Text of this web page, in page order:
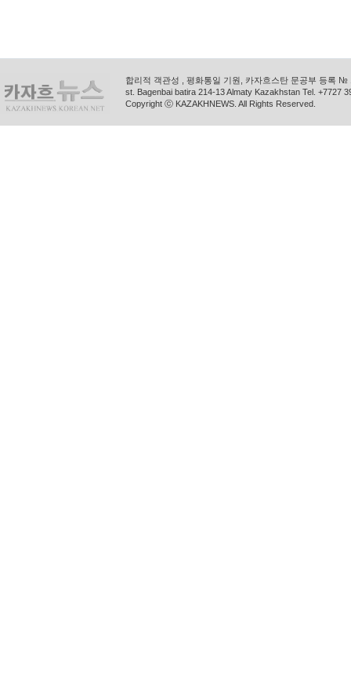
합리적 객관성 , 평화통일 기원, 카자흐스탄 문공부 등록
st. Bagenbai batira 214-13 Almaty Kazakhstan Tel. +7727
Copyright ⓒ KAZAKHNEWS. All Rights Reserved.